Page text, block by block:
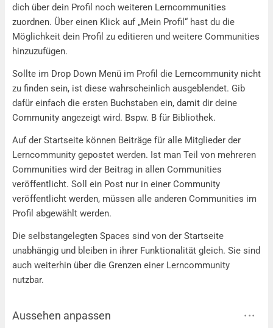
dich über dein Profil noch weiteren Lerncommunities
zuordnen. Über einen Klick auf „Mein Profil“ hast du die
Möglichkeit dein Profil zu editieren und weitere Communities
hinzuzufügen.
Sollte im Drop Down Menü im Profil die Lerncommunity nicht
zu finden sein, ist diese wahrscheinlich ausgeblendet. Gib
dafür einfach die ersten Buchstaben ein, damit dir deine
Community angezeigt wird. Bspw. B für Bibliothek.
Auf der Startseite können Beiträge für alle Mitglieder der
Lerncommunity gepostet werden. Ist man Teil von mehreren
Communities wird der Beitrag in allen Communities
veröffentlicht. Soll ein Post nur in einer Community
veröffentlicht werden, müssen alle anderen Communities im
Profil abgewählt werden.
Die selbstangelegten Spaces sind von der Startseite
unabhängig und bleiben in ihrer Funktionalität gleich. Sie sind
auch weiterhin über die Grenzen einer Lerncommunity
nutzbar.
Aussehen anpassen